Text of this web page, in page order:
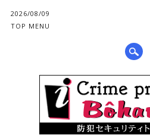
2026/08/09
TOP MENU